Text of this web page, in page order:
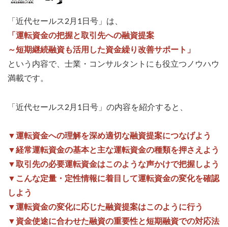
「近代セールス2月1日号」は、
「運転資金の把握と取引先への融資提案
～短期継続融資も活用した資金繰り改善サポート」
という内容で、士業・コンサルタントにも役立つノウハウ
満載です。
「近代セールス2月1日号」の内容を紹介すると、
▼運転資金への理解を深め適切な融資提案につなげよう
▼経常運転資金の基本と主な運転資金の種類を押さえよう
▼取引先の必要運転資金はこのような声かけで把握しよう
▼こんな定量・定性情報に着目して運転資金の変化を確認
しよう
▼運転資金の変化に応じた融資提案はこのように行う
▼資金使途に合わせた融資の重要性と短期融資での対応法